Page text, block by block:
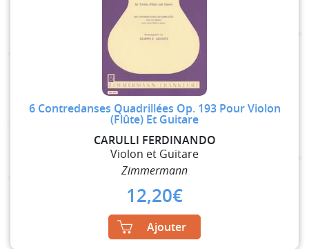
6 Contredanses Quadrillées Op. 193 Pour Violon
(Flûte) Et Guitare
CARULLI FERDINANDO
Violon et Guitare
Zimmermann
12,20€
Ajouter